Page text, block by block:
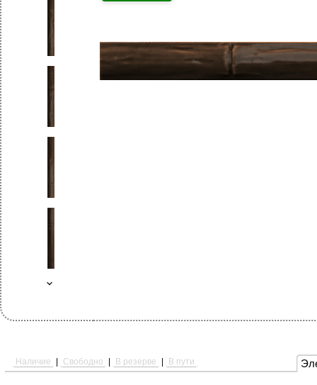
Наличие Свободно В резерве В пути